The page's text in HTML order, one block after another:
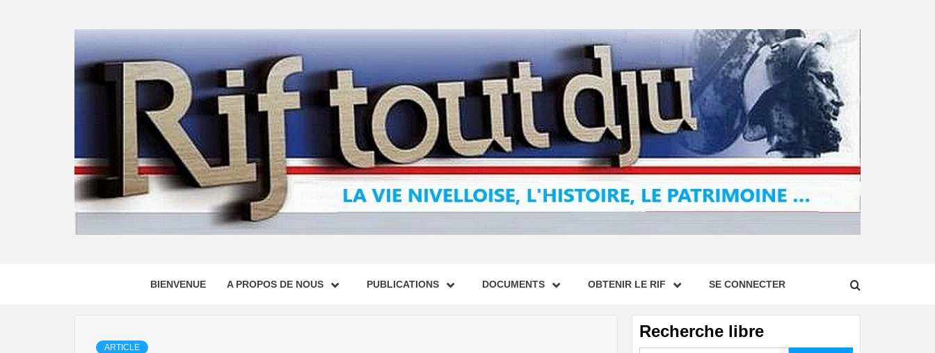
BIENVENUE A PROPOS DE NOUS PUBLICATIONS DOCUMENTS OBTENIR LE RIF SE CONNECTER
ARTICLE
Recherche libre